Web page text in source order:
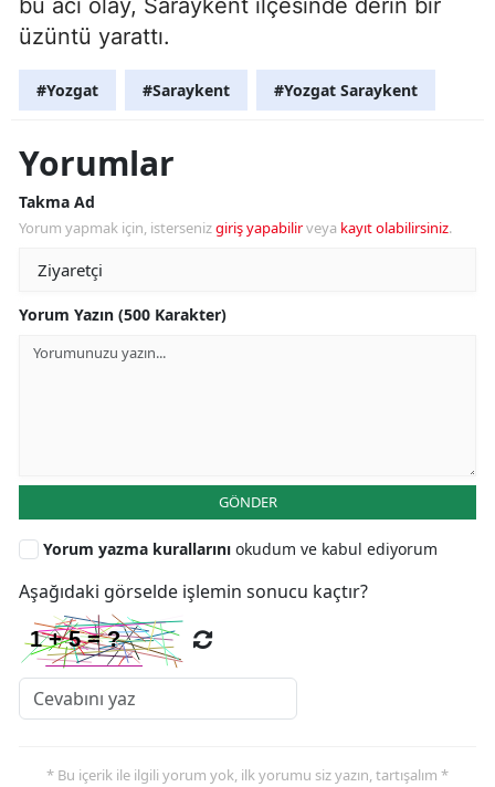
bu acı olay, Saraykent ilçesinde derin bir
üzüntü yarattı.
#Yozgat #Saraykent #Yozgat Saraykent
Yorumlar
Takma Ad
Yorum yapmak için, istersenizgiriş yapabilirveya kayıt olabilirsiniz.
Yorum Yazın (500 Karakter)
GÖNDER
Yorum yazma kurallarını okudum ve kabul ediyorum
Aşağıdaki görselde işlemin sonucu kaçtır?
* Bu içerik ile ilgili yorum yok, ilk yorumu siz yazın, tartışalım *